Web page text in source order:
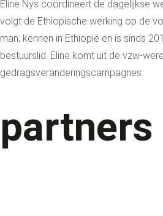
Eline Nys coördineert de dagelijkse
volgt de Ethiopische werking op de
man, kennen in Ethiopië en is sinds
bestuurslid. Eline komt uit de vzw-
gedragsveranderingscampagnes.
partners